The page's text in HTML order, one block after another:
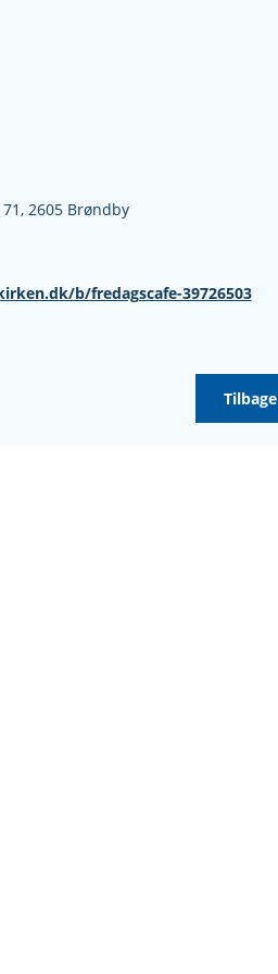
2605 Brøndby
b/fredagscafe-39726503
Tilbage